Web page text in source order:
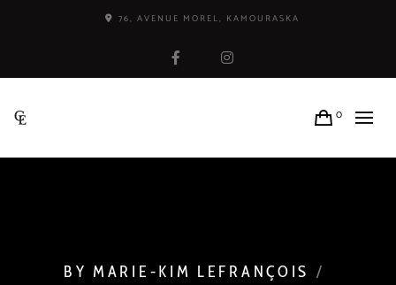
76, AVENUE MOREL, KAMOURASKA
FacebookInstagram
0
BYMARIE-KIM LEFRANÇOIS